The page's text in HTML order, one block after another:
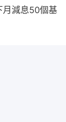
月減息50個基